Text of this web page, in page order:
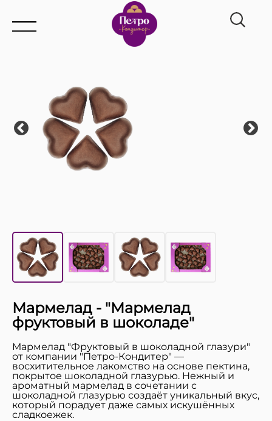
→Мармелад
Мармелад - "Мармелад
фруктовый в шоколаде"
Мармелад "Фруктовый в шоколадной глазури"
от компании "Петро-Кондитер" —
восхитительное лакомство на основе пектина,
покрытое шоколадной глазурью. Нежный и
ароматный мармелад в сочетании с
шоколадной глазурью создаёт уникальный вкус,
который порадует даже самых искушённых
сладкоежек.